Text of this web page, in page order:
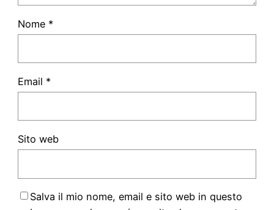
Nome *
Email *
Sito web
Salva il mio nome, email e sito web in questo